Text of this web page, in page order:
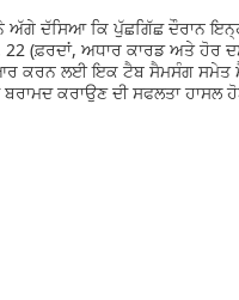
ਅੱਗੇ ਦੱਸਿਆ ਕਿ ਪੁੱਛਗਿੱਛ ਦੌਰਾਨ
22 (ਫ਼ਰਦਾਂ, ਅਧਾਰ ਕਾਰਡ ਅਤੇ ਹੋਰ
ਕਰਨ ਲਈ ਇਕ ਟੈਬ ਸੈਮਸੰਗ ਸਮੇਤ
ਕਰਾਉਣ ਦੀ ਸਫਲਤਾ ਹਾਸਲ